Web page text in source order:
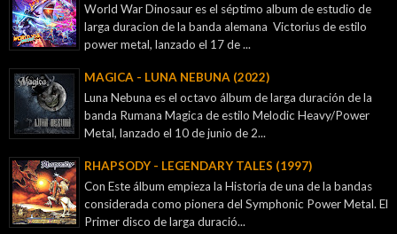
World War Dinosaur es el séptimo album de estudio de
larga duracion de la banda alemana Victorius de estilo
power metal, lanzado el 17 de ...
MAGICA - LUNA NEBUNA (2022)
Luna Nebuna es el octavo álbum de larga duración de la
banda Rumana Magica de estilo Melodic Heavy/Power
Metal, lanzado el 10 de junio de 2...
RHAPSODY - LEGENDARY TALES (1997)
Con Este álbum empieza la Historia de una de la bandas
considerada como pionera del Symphonic Power Metal. El
Primer disco de larga duració...